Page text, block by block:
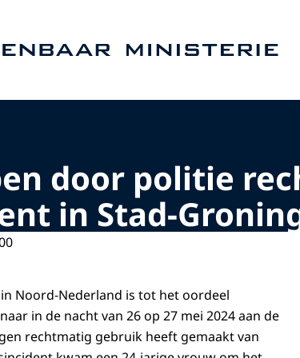
door politie
in Stad-
Noord-Nederland is tot het oordeel
in de nacht van 26 op 27 mei 2024 aan de
rechtmatig gebruik heeft gemaakt van